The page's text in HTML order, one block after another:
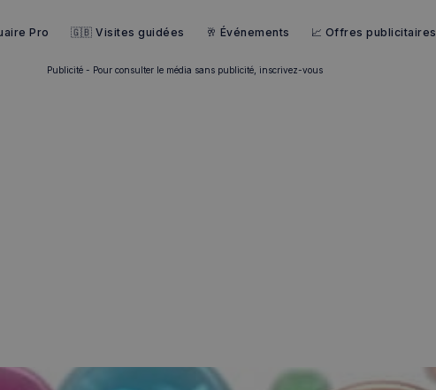
Pro 🇬🇧 Visites guidées 🥂 Événements 📈 Offres publicitaires
Publicité - Pour consulter le média sans publicité, inscrivez-vous